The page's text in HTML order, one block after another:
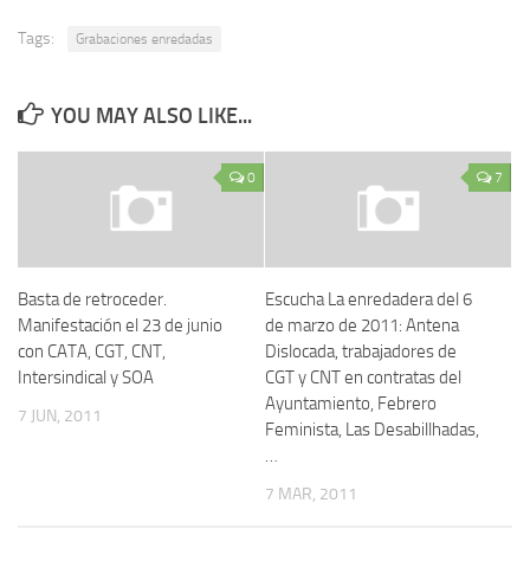
Tags: Grabaciones enredadas
YOU MAY ALSO LIKE...
0
Basta de retroceder.
Manifestación el 23 de junio
con CATA, CGT, CNT,
Intersindical y SOA
7 JUN, 2011
7
Escucha La enredadera del 6
de marzo de 2011: Antena
Dislocada, trabajadores de
CGT y CNT en contratas del
Ayuntamiento, Febrero
Feminista, Las Desabillhadas,
7 MAR, 2011